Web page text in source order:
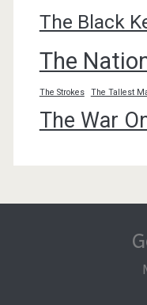
The Black
The
The Strokes The Tallest
The War